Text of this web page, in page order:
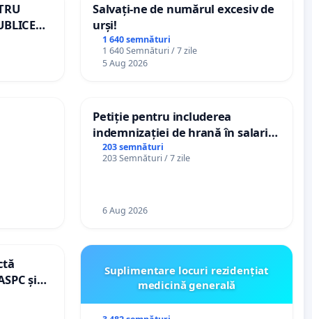
Salvați-ne de numărul excesiv de
urși!
1 640 semnături
1 640 Semnături / 7 zile
5 Aug 2026
Petiție pentru includerea
indemnizației de hrană în salariul
de bază și protejarea gradațiilor
de vechime pentru asistenții
203 semnături
203 Semnături / 7 zile
6 Aug 2026
și
Suplimentare locuri rezidențiat
medicină generală